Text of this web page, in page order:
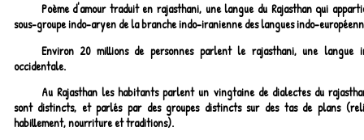
Poème d'amour traduit en rajasthani, une langue du Rajasthan qui
sous-groupe indo-aryen de la branche indo-iranienne des langues indo-
Environ 20 millions de personnes parlent le rajasthani, une langue
occidentale.
Au Rajasthan les habitants parlent un vingtaine de dialectes du
sont distincts, et parlés par des groupes distincts sur des tas de plans
habillement, nourriture et traditions).